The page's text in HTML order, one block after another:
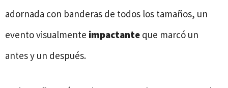
adornada con banderas de todos los tamaños, un
evento visualmente impactante que marcó un
antes y un después.